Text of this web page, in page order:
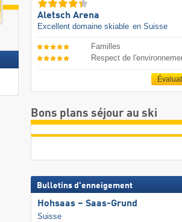
Aletsch Arena
Excellent domaine skiable en Suisse
Familles
Respect de
Bons plans séjour au ski
Bulletins d'enneigement
Hohsaas – Saas-Grund
Suisse